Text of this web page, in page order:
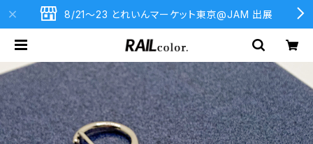
8/21〜23 とれいんマーケット東京@JAM 出展